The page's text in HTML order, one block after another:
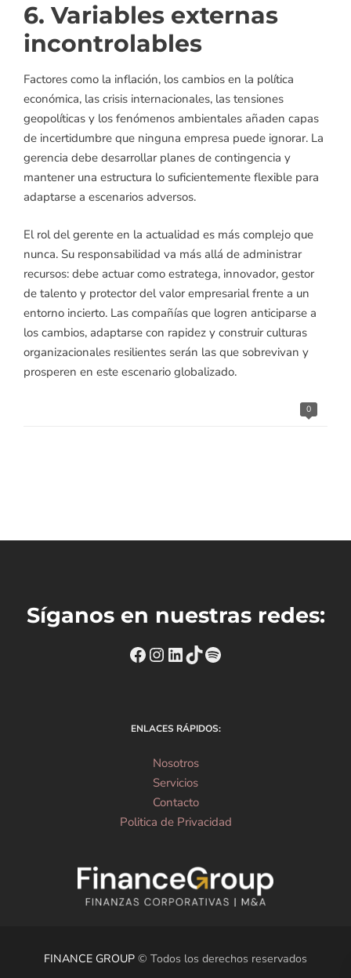
6. Variables externas
incontrolables
Factores como la inflación, los cambios en la política
económica, las crisis internacionales, las tensiones
geopolíticas y los fenómenos ambientales añaden capas
de incertidumbre que ninguna empresa puede ignorar. La
gerencia debe desarrollar planes de contingencia y
mantener una estructura lo suficientemente flexible para
adaptarse a escenarios adversos.
El rol del gerente en la actualidad es más complejo que
nunca. Su responsabilidad va más allá de administrar
recursos: debe actuar como estratega, innovador, gestor
de talento y protector del valor empresarial frente a un
entorno incierto. Las compañías que logren anticiparse a
los cambios, adaptarse con rapidez y construir culturas
organizacionales resilientes serán las que sobrevivan y
prosperen en este escenario globalizado.
0
Síganos en nuestras redes:
https://
Instagram
https://
TikTokSpotify
ENLACES RÁPIDOS:
Nosotros
Servicios
Contacto
Politica de Privacidad
FINANCE GROUP © Todos los derechos reservados